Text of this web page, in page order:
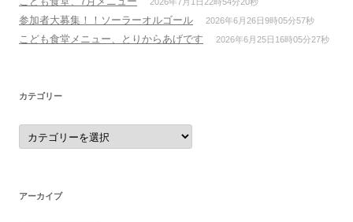
参加者大募集！！ソーラーオルゴール 2026年6月26日9時05分57秒
こども食堂メニュー、とりからあげです 2026年6月25日16時05分27秒
カテゴリー
カ
テ
ゴ
アーカイブ